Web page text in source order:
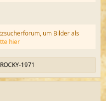
um Bilder als
hier
ROCKY-1971